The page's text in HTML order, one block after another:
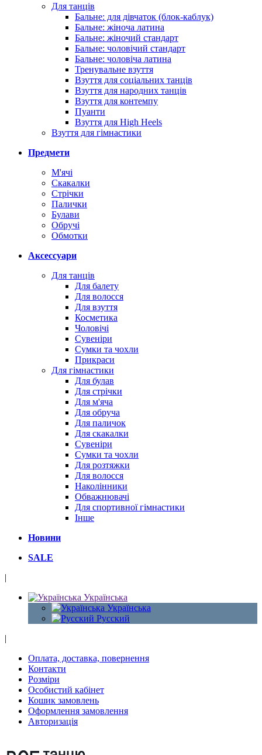
Для танців
Бальне: для дівчаток (блок-каблук)
Бальне: жіноча латина
Бальне: жіночий стандарт
Бальне: чоловічий стандарт
Бальне: чоловіча латина
Тренувальне взуття
Взуття для соціальних танців
Взуття для народних танців
Взуття для контемпу
Пуанти
Взуття для High Heels
Взуття для гімнастики
Предмети
М'ячі
Скакалки
Стрічки
Палички
Булави
Обручі
Обмотки
Аксессуари
Для танців
Для балету
Для волосся
Для взуття
Косметика
Чоловічі
Сувеніри
Сумки та чохли
Прикраси
Для гімнастики
Для булав
Для стрічки
Для м'яча
Для обруча
Для паличок
Для скакалки
Сувеніри
Сумки та чохли
Для розтяжки
Для волосся
Наколінники
Обважнювачі
Для спортивної гімнастики
Інше
Новини
SALE
|
Українська
Українська
Русский
|
Оплата, доставка, повернення
Контакти
Розміри
Особистий кабінет
Кошик замовлень
Оформлення замовлення
Авторизація